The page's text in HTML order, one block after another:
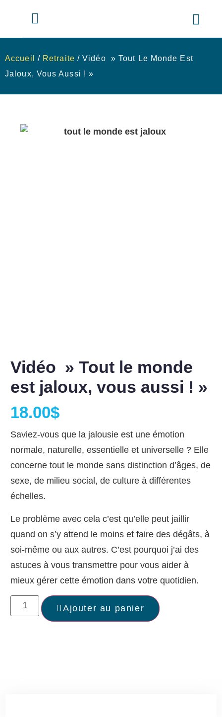
Accueil / Retraite / Vidéo » Tout Le Monde Est
Jaloux, Vous Aussi ! »
Vidéo » Tout le monde
est jaloux, vous aussi ! »
18.00$
Saviez-vous que la jalousie est une émotion
normale, naturelle, essentielle et universelle ? Elle
concerne tout le monde sans distinction d’âges, de
sexe, de milieu social, de culture à différentes
échelles.
Le problème avec cela c’est qu’elle peut jaillir
quand on s’y attend le moins et faire des dégâts, à
soi-même ou aux autres. C’est pourquoi j’ai des
astuces à vous transmettre pour vous aider à
mieux gérer cette émotion dans votre quotidien.
Ajouter au panier